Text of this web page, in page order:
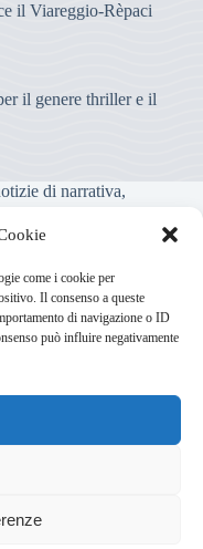
come i cookie per
Il consenso a queste
di navigazione o ID
può influire negativamente
il Viareggio-Rèpaci
il genere thriller e il
di narrativa,
al Tribunale, che non
ai sensi dell’art. 3-
info@elzevir.it bullet-